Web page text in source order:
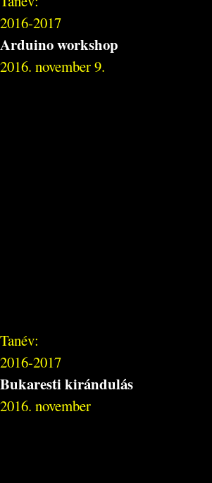
2016-2017
Arduino workshop
2016. november 9.
Tanév:
2016-2017
Bukaresti kirándulás
2016. november